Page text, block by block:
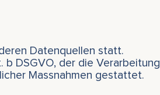
Datenquellen statt.
b DSGVO, der die Verarbeitung
Massnahmen gestattet.